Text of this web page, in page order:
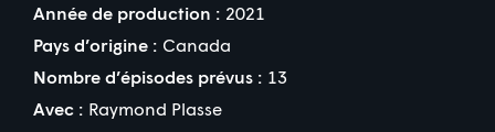
Année de production : 2021
Pays d’origine : Canada
Nombre d’épisodes prévus : 13
Avec : Raymond Plasse